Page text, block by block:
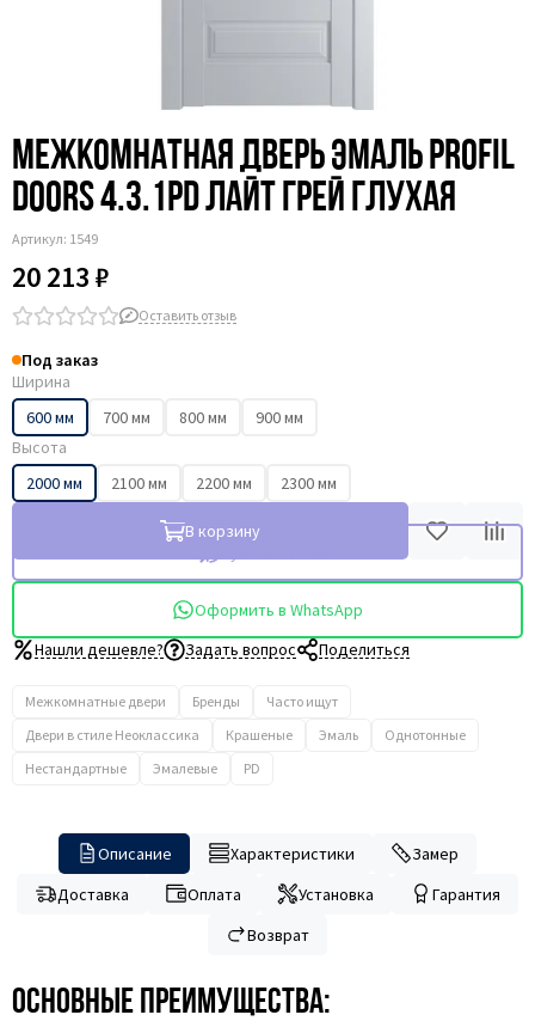
Межкомнатная дверь эмаль Profil
Doors 4.3.1PD лайт грей глухая
Артикул: 1549
20 213 ₽
Оставить отзыв
Под заказ
Ширина
600 мм
700 мм 800 мм
900 мм
Высота
2000 мм
2100 мм 2200 мм 2300 мм
В корзину
Оформить в WhatsApp
Нашли дешевле?
Задать вопрос Поделиться
Межкомнатные двери Бренды
Часто ищут
Двери в стиле Неоклассика
Крашеные Эмаль
Однотонные
Нестандартные
Эмалевые PD
Описание Характеристики
Замер
Доставка
Оплата Установка
Гарантия
Возврат
Основные преимущества: